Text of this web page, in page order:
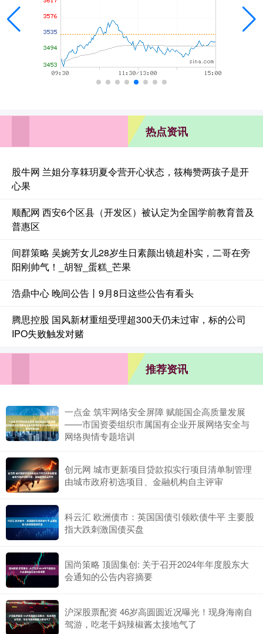
热点资讯
股牛网 兰姐分享箖玥夏令营开心状态，筱梅赞两孩子是开
心果
顺配网 西安6个区县（开发区）被认定为全国学前教育普及
普惠区
间群策略 吴婉芳女儿28岁生日素颜出镜超朴实，二哥在旁
阳刚帅气！_胡智_蛋糕_芒果
浩鼎中心 晚间公告丨9月8日这些公告有看头
腾思控股 国风新材重组受理超300天仍未过审，标的公司
IPO失败触发对赌
推荐资讯
一点金 筑牢网络安全屏障 赋能国企高质量发展
——市国资委组织市属国有企业开展网络安全与
网络舆情专题培训
创元网 城市更新项目贷款拟实行项目清单制管理
由城市政府初选项目、金融机构自主评审
科云汇 欧洲债市：英国国债引领欧债牛平 主要股
指大跌刺激国债买盘
国尚策略 顶固集创: 关于召开2024年年度股东大
会通知的公告内容摘要
沪深股票配资 46岁高圆圆近况曝光！现身海南自
驾游，吃老干妈辣椒酱太接地气了